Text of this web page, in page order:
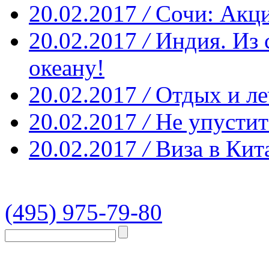
20.02.2017 / Сочи:
20.02.2017 / Индия. Из
океану!
20.02.2017 / Отдых и
20.02.2017 / Не
20.02.2017 / Виза в
(495) 975-79-80